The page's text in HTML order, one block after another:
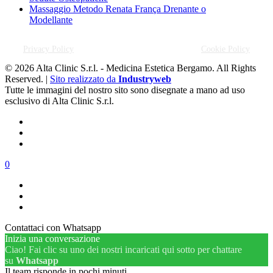
Massaggio Metodo Renata França Drenante o
Modellante
Privacy Policy Cookie Policy
© 2026 Alta Clinic S.r.l. - Medicina Estetica Bergamo. All Rights
Reserved. | Sito realizzato da Industryweb
Tutte le immagini del nostro sito sono disegnate a mano ad uso
esclusivo di Alta Clinic S.r.l.
0
Contattaci con Whatsapp
Inizia una conversazione
Ciao! Fai clic su uno dei nostri incaricati qui sotto per chattare
su Whatsapp